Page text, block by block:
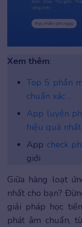
Xem thêm:
Top 5 phần
chuẩn xác …
App luyện
hiệu quả nhất
App check
giới
Giữa hàng loạt
nhất cho bạn?
giải pháp học
phát âm chuẩn,